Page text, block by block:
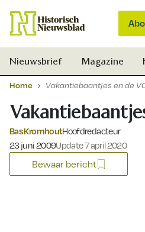
Nieuwsbrief Magazine
Home Vakantiebaantjes en de
Bas KromhoutHoofdredacteur
Gepubliceerd op:
23 juni 2009Update 7 april 2020
Bewaar bericht